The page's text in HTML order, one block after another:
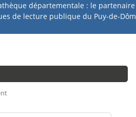
Aller
au
: le partenaire
de lecture publique du Puy-de-